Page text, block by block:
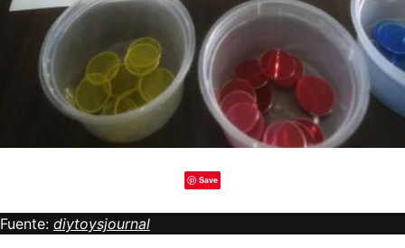
Save
Fuente: diytoysjournal